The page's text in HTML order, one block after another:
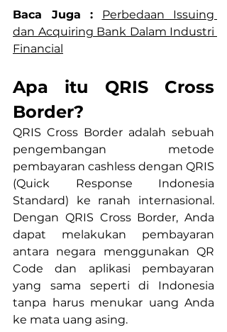
Baca Juga :
Perbedaan Issuing
dan Acquiring Bank Dalam Industri
Financial
Apa itu QRIS Cross
Border?
QRIS Cross Border adalah sebuah
pengembangan metode
pembayaran cashless dengan QRIS
(Quick Response Indonesia
Standard) ke ranah internasional.
Dengan QRIS Cross Border, Anda
dapat melakukan pembayaran
antara negara menggunakan QR
Code dan aplikasi pembayaran
yang sama seperti di Indonesia
tanpa harus menukar uang Anda
ke mata uang asing.